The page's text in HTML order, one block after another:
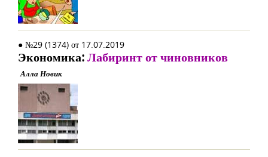
● №29 (1374) от 17.07.2019
Экономика:Лабиринт от чиновников
Алла Новик